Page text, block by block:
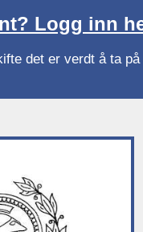
Logg inn
det er verdt å ta